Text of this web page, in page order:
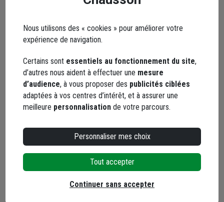
Couteau à enduire Inox Taliaplast
avec manche ABS longueur 50 cm
Code : 294375-1
18,10 €
dont0,01 €éco-contribution
Choisir une agence pour vérifier le stock
Couteau à
avec manche
Code : 294376-1
18,71 €
dont0,01 €éco-
Nous utilisons des « cookies » pour améliorer votre
expérience de navigation.
Certains sont essentiels au fonctionnement du site,
d’autres nous aident à effectuer une mesure
d’audience, à vous proposer des publicités ciblées
adaptées à vos centres d’intérêt, et à assurer une
meilleure personnalisation de votre parcours.
Personnaliser mes choix
Tout accepter
Continuer sans accepter